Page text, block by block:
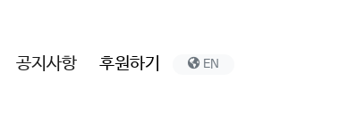
공지사항 후원하기 EN